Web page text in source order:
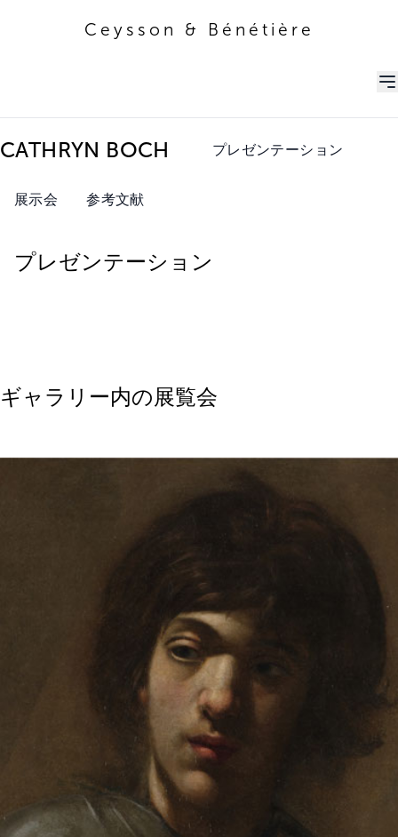
Ceysson & Bénétière
CATHRYN BOCH プレゼンテーション
展示会 参考文献
プレゼンテーション
ギャラリー内の展覧会